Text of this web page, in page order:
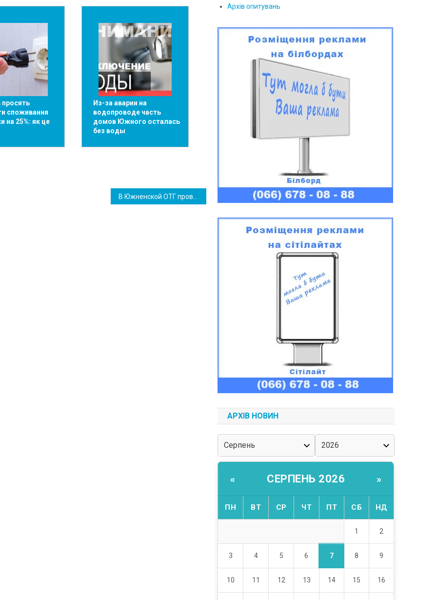
просять
споживання
на 25%: як це
Из-за аварии на
водопроводе часть
домов Южного осталась
без воды
Архів опитувань
АРХІВ НОВИН
« СЕРПЕНЬ 2026 »
ПН ВТ СР ЧТ ПТ СБ НД
1 2
3 4 5 6 7 8 9
10 11 12 13 14 15 16